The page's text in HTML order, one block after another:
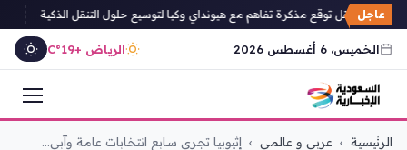
عاجل
العامة للنقل توقع مذكرة تفاهم مع هيونداي وكيا لتوسيع حلول التنقل الذكية أمانة
الخميس، 6 أغسطس 2026 الرياض +19°C
التجاوز
الرئيسية › عربي و عالمي › إثيوبيا تجري سابع انتخابات عامة وآبي...